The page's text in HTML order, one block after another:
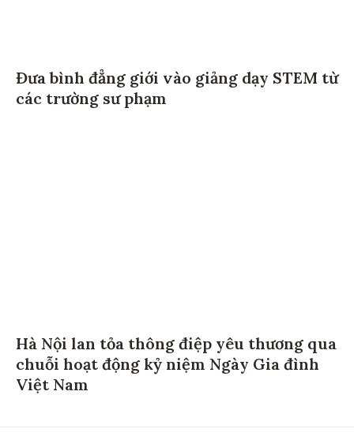
Đưa bình đẳng giới vào giảng dạy STEM từ
các trường sư phạm
Hà Nội lan tỏa thông điệp yêu thương qua
chuỗi hoạt động kỷ niệm Ngày Gia đình
Việt Nam